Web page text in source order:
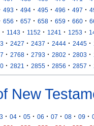
493 · 494 · 495 · 496 · 497 ·
656 · 657 · 658 · 659 · 660 ·
· 1143 · 1152 · 1241 · 1253 ·
· 2427 · 2437 · 2444 · 2445 ·
· 2768 · 2793 · 2802 · 2803 ·
· 2821 · 2855 · 2856 · 2857 ·
New
· 04 · 05 · 06 · 07 · 08 · 09 ·